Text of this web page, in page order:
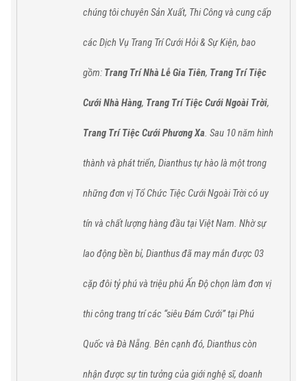
chúng tôi chuyên Sản Xuất, Thi Công và cung cấp
các Dịch Vụ Trang Trí Cưới Hỏi & Sự Kiện, bao
gồm: Trang Trí Nhà Lễ Gia Tiên, Trang Trí Tiệc
Cưới Nhà Hàng, Trang Trí Tiệc Cưới Ngoài Trời,
Trang Trí Tiệc Cưới Phương Xa. Sau 10 năm hình
thành và phát triển, Dianthus tự hàolà một trong
những đơn vị Tổ Chức Tiệc Cưới Ngoài Trời có uy
tín và chất lượng hàng đầu tại Việt Nam. Nhờ sự
lao động bền bỉ, Dianthusđãmay mắn được 03
cặp đôi tỷ phú và triệu phú Ấn Độ chọn làm đơn vị
thi công trang trí các “siêu Đám Cưới” tạiPhú
Quốc và Đà Nẵng. Bên cạnh đó, Dianthuscòn
nhận được sự tin tưởng của giới nghệ sĩ, doanh